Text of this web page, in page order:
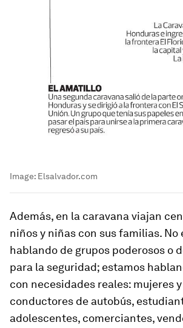
Image: Elsalvador.com
Además, en la caravana viajan
niños y niñas con sus familias. No
hablando de grupos poderosos o
para la seguridad; estamos
con necesidades reales: mujeres
conductores de autobús,
adolescentes, comerciantes,